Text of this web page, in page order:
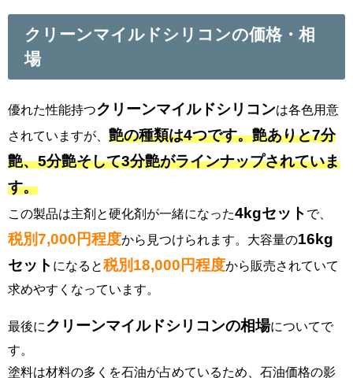
クリーンマイルドシリコンの価格・相
場
優れた性能持つクリーンマイルドシリコンは各色用意
されていますが、 艶の種類は4つです。艶ありと7分
艶、5分艶そして3分艶がラインナップされていま
す。
この製品は主剤と硬化剤が一緒になった4kgセット で、
税別7,000円程度から見つけられます。大容量の16kg
セット になると税別18,000円程度から販売されていて
求めやすくなっています。
最後にクリーンマイルドシリコンの相場についてで
す。
塗料は材料の多くを石油が占めているため、石油価格の影